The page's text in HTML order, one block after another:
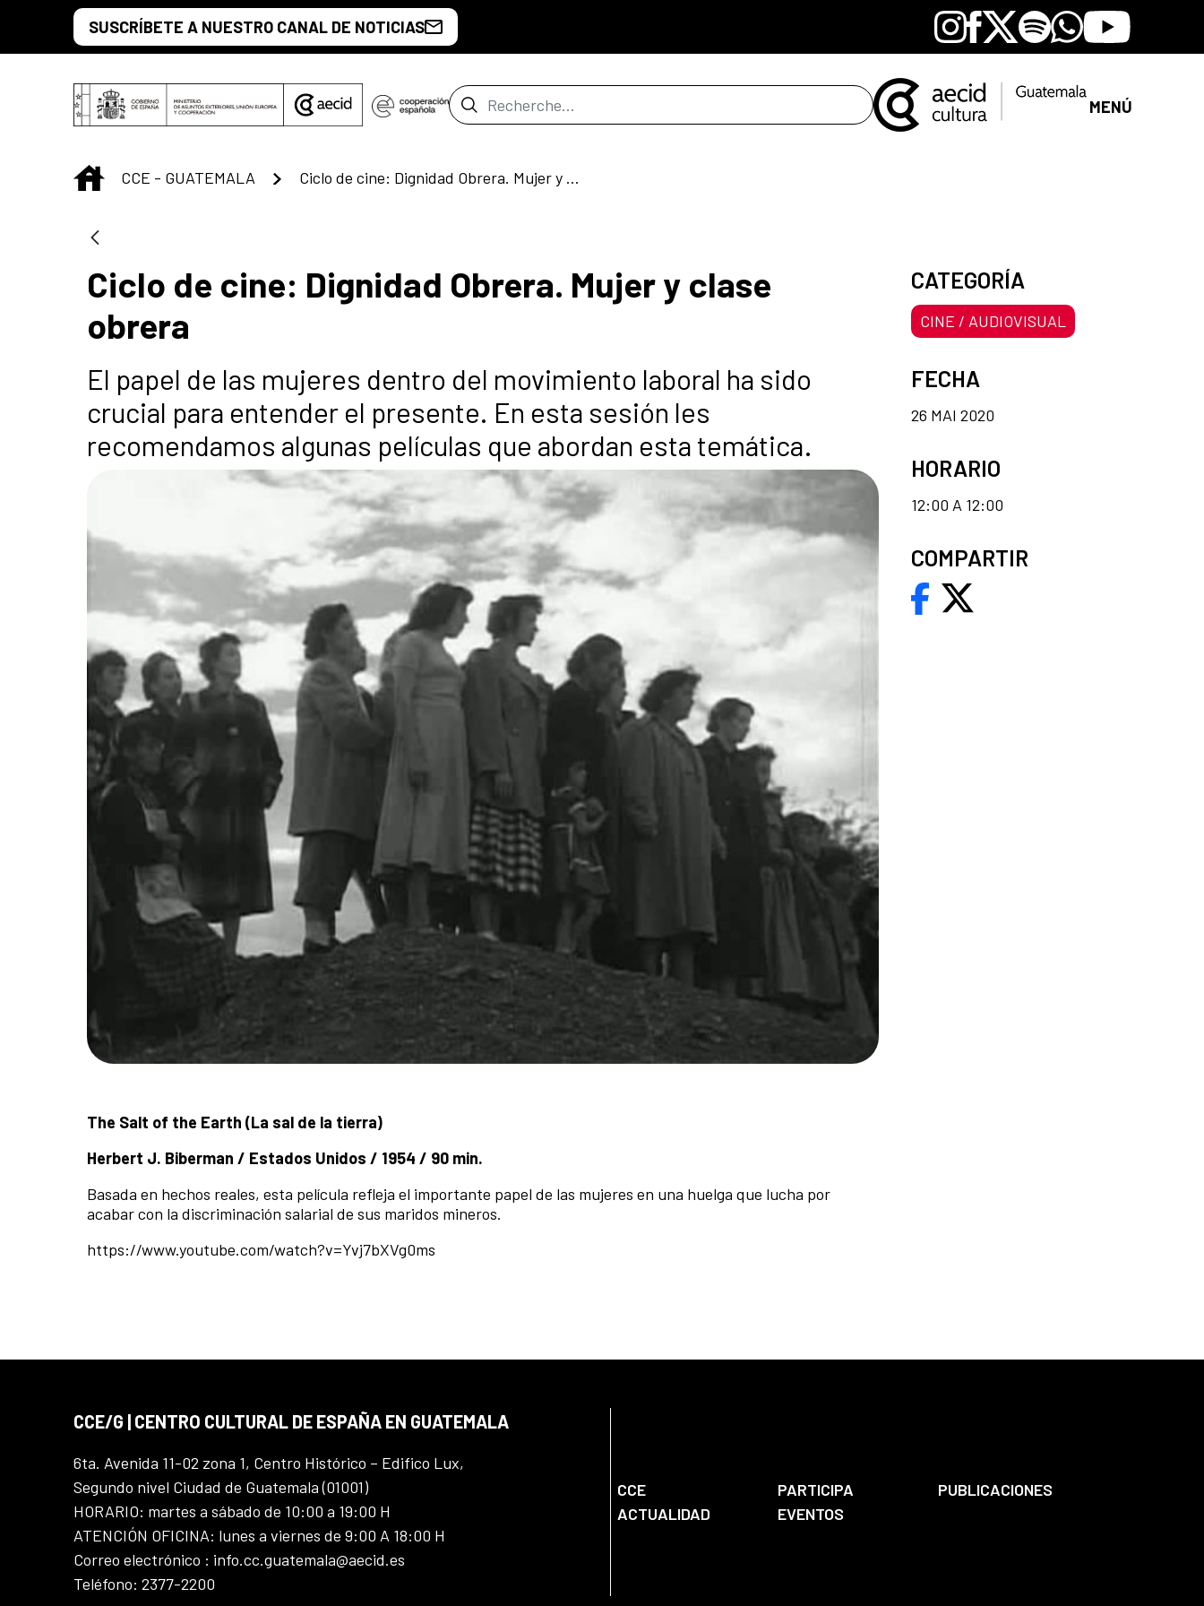
Saut au contenu principal
SUSCRÍBETE A NUESTRO CANAL DE NOTICIAS Instagram
Facebook
X SpotifyWhatsapp
Youtube
Barre de recherche MENÚ
INICIO
CCE - GUATEMALA Ciclo de cine: Dignidad Obrera. Mujer y clase obrera
Ciclo de cine: Dignidad Obrera. Mujer y clase
obrera
El papel de las mujeres dentro del movimiento laboral ha sido
crucial para entender el presente. En esta sesión les
recomendamos algunas películas que abordan esta temática.
The Salt of the Earth (La sal de la tierra)
Herbert J. Biberman / Estados Unidos / 1954 / 90 min.
Basada en hechos reales, esta película refleja el importante papel de las mujeres en una huelga que lucha por
acabar con la discriminación salarial de sus maridos mineros.
https://www.youtube.com/watch?v=Yvj7bXVg0ms
CATEGORÍA
CINE / AUDIOVISUAL
FECHA
26 MAI 2020
HORARIO
12:00 A 12:00
COMPARTIR
CCE/G | CENTRO CULTURAL DE ESPAÑA EN GUATEMALA
6ta. Avenida 11-02 zona 1, Centro Histórico – Edifico Lux,
Segundo nivel Ciudad de Guatemala (01001)
HORARIO: martes a sábado de 10:00 a 19:00 H
ATENCIÓN OFICINA: lunes a viernes de 9:00 A 18:00 H
Correo electrónico : info.cc.guatemala@aecid.es
Teléfono: 2377-2200
CCE PARTICIPA
PUBLICACIONES
ACTUALIDAD
EVENTOS